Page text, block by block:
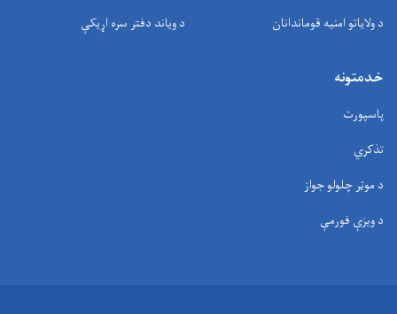
د ولایاتو امنیه قوماندانان
د وياند دفتر سره اړیکې
خدمتونه
پاسپورت
تذکري
د موټر چلولو جواز
د ویزې فورمې